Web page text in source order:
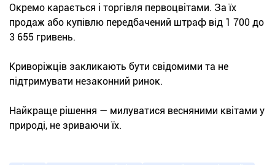
Окремо карається і торгівля первоцвітами. За їх
продаж або купівлю передбачений штраф від 1 700 до
3 655 гривень.
Криворіжців закликають бути свідомими та не
підтримувати незаконний ринок.
Найкраще рішення — милуватися весняними квітами у
природі, не зриваючи їх.